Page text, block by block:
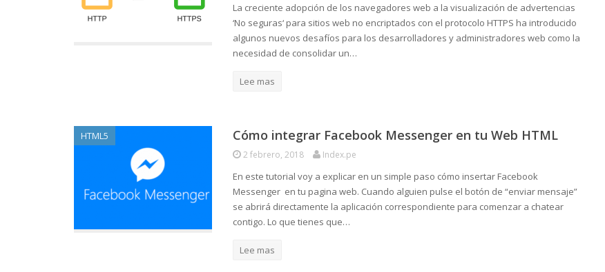
La creciente adopción de los navegadores web a la visualización de advertencias
‘No seguras‘ para sitios web no encriptados con el protocolo HTTPS ha introducido
algunos nuevos desafíos para los desarrolladores y administradores web como la
necesidad de consolidar un…
Lee mas
HTML5 Cómo integrar Facebook Messenger en tu Web HTML
2 febrero, 2018 Index.pe
En este tutorial voy a explicar en un simple paso cómo insertar Facebook
Messenger en tu pagina web. Cuando alguien pulse el botón de “enviar mensaje”
se abrirá directamente la aplicación correspondiente para comenzar a chatear
contigo. Lo que tienes que…
Lee mas